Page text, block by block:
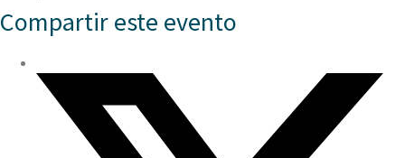
Compartir este evento